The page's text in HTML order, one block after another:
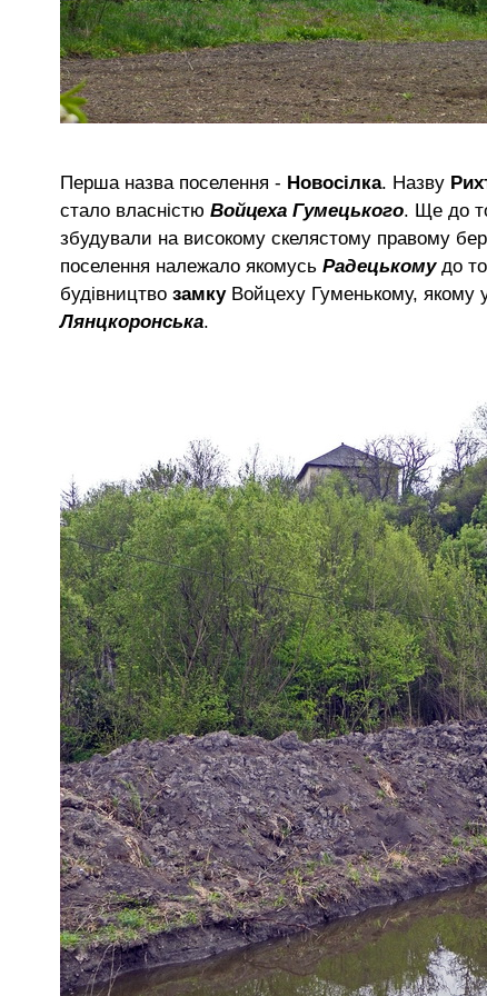
Перша назва поселення - Новосілка. Назву
стало власністю Войцеха Гумецького. Ще до
збудували на високому скелястому правому
поселення належало якомусь Радецькому до
будівництво замку Войцеху Гуменькому, якому
Лянцкоронська.